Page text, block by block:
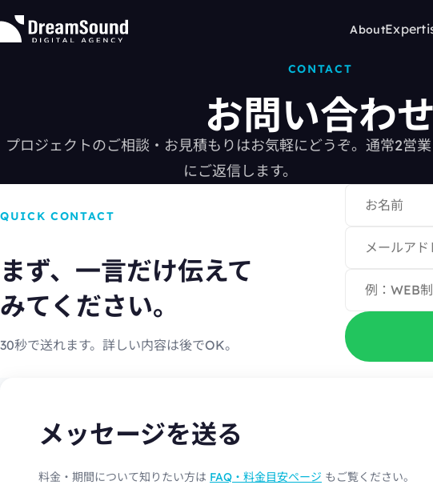
About
About
コンテンツ企画
データ分析
マーケティング戦略
News & Insights
CONTACT
お問い合わせ
プロジェクトのご相談・お見積もりはお気軽にどうぞ。通常2営
にご返信します。
QUICK CONTACT
まず、一言だけ伝えて
みてください。
30秒で送れます。詳しい内容は後でOK。
メッセージを送る
料金・期間について知りたい方は FAQ・料金目安ページ もご覧ください。